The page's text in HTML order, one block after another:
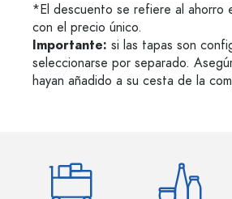
*El descuento se refiere al ahorro
con el precio único.
Importante: si las tapas son
seleccionarse por separado.
hayan añadido a su cesta de la